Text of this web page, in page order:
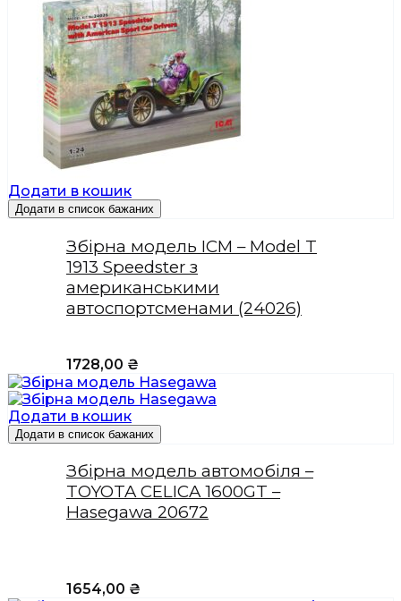
Додати в кошик
Додати в список бажаних
Збірна модель ICM – Model T
1913 Speedster з
американськими
автоспортсменами (24026)
1728,00 ₴
Додати в кошик
Додати в список бажаних
Збірна модель автомобіля –
TOYOTA CELICA 1600GT –
Hasegawa 20672
1654,00 ₴